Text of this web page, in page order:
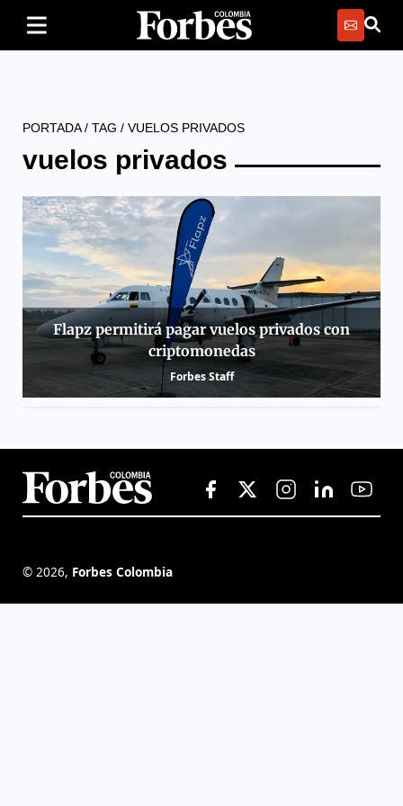
PORTADA/ TAG / VUELOS PRIVADOS
vuelos privados
Flapz permitirá pagar vuelos privados con
criptomonedas
Forbes Staff
© 2026, Forbes Colombia